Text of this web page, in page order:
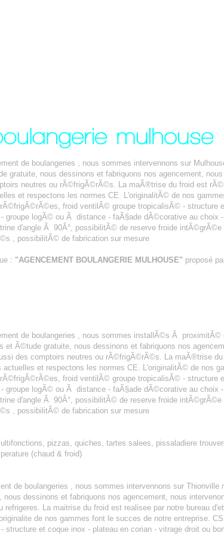
de boulangeries , nous sommes intervennons sur
gratuite, nous dessinons et fabriquons nos agencement,
neutres ou rÃ©frigÃ©rÃ©s. La maÃ®trise du froid est
et respectons les normes CE. L'originalitÃ© de nos
froid ventilÃ© groupe tropicalisÃ© - structure
logÃ© ou Ã distance - faÃ§ade dÃ©corative au choix
d'angle Ã 90Â°, possibilitÃ© de reserve froide
, possibilitÃ© de fabrication sur mesure
: "AGENCEMENT BOULANGERIE MULHOUSE" proposé
de boulangeries , nous sommes installÃ©s Ã
et Ã©tude gratuite, nous dessinons et fabriquons nos
des comptoirs neutres ou rÃ©frigÃ©rÃ©s. La maÃ®trise
et respectons les normes CE. L'originalitÃ© de nos
froid ventilÃ© groupe tropicalisÃ© - structure
logÃ© ou Ã distance - faÃ§ade dÃ©corative au choix
d'angle Ã 90Â°, possibilitÃ© de reserve froide
, possibilitÃ© de fabrication sur mesure
pizzas, quiches, tartes salees, pissaladiere
(chaud & froid)
de boulangeries , nous sommes intervennons sur
dessinons et fabriquons nos agencement, nous
La maitrise du froid est realisee par notre bureau
de nos gammes font le succes de notre entreprise.
structure et coque inox - plateau en corian - vitrage droit ou